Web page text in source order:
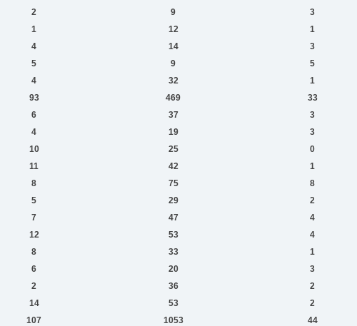
2 9
3
1 12
1
4 14
3
5 9
5
4 32
1
93 469
33
6 37
3
4 19
3
10 25
0
11 42
1
8 75
8
5 29
2
7 47
4
12 53
4
8 33
1
6 20
3
2 36
2
14 53
2
107 1053
44